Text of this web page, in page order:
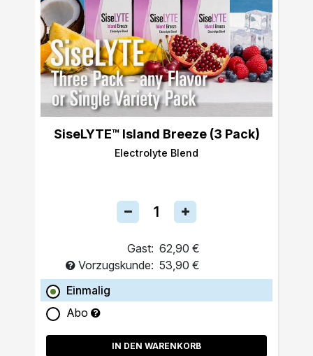
SiseLYTE™ Island Breeze (3 Pack)
Electrolyte Blend
Gast: 62,90 €
Vorzugskunde: 53,90 €
Einmalig
Abo
IN DEN WARENKORB